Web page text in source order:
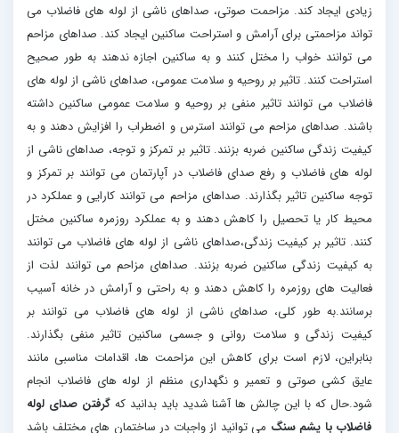
زیادی ایجاد کند. مزاحمت صوتی، صداهای ناشی از لوله های فاضلاب می
تواند مزاحمتی برای آرامش و استراحت ساکنین ایجاد کند. صداهای مزاحم
می توانند خواب را مختل کنند و به ساکنین اجازه ندهند به طور صحیح
استراحت کنند. تاثیر بر روحیه و سلامت عمومی، صداهای ناشی از لوله های
فاضلاب می توانند تاثیر منفی بر روحیه و سلامت عمومی ساکنین داشته
باشند. صداهای مزاحم می توانند استرس و اضطراب را افزایش دهند و به
کیفیت زندگی ساکنین ضربه بزنند. تاثیر بر تمرکز و توجه، صداهای ناشی از
لوله های فاضلاب و رفع صدای فاضلاب در آپارتمان می توانند بر تمرکز و
توجه ساکنین تاثیر بگذارند. صداهای مزاحم می توانند کارایی و عملکرد در
محیط کار یا تحصیل را کاهش دهند و به عملکرد روزمره ساکنین مختل
کنند. تاثیر بر کیفیت زندگی،صداهای ناشی از لوله های فاضلاب می توانند
به کیفیت زندگی ساکنین ضربه بزنند. صداهای مزاحم می توانند لذت از
فعالیت های روزمره را کاهش دهند و به راحتی و آرامش در خانه آسیب
برسانند.به طور کلی، صداهای ناشی از لوله های فاضلاب می توانند بر
کیفیت زندگی و سلامت روانی و جسمی ساکنین تاثیر منفی بگذارند.
بنابراین، لازم است برای کاهش این مزاحمت ها، اقدامات مناسبی مانند
عایق کشی صوتی و تعمیر و نگهداری منظم از لوله های فاضلاب انجام
شود.حال که با این چالش ها آشنا شدید باید بدانید کهگرفتن صدای لوله
فاضلاب با پشم سنگ می توانید از واجبات در ساختمان های مختلف باشد